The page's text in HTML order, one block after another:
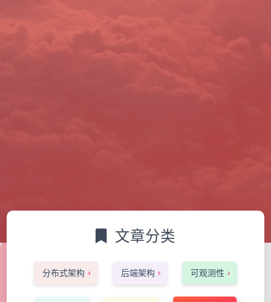
文章分类
分布式架构 3 后端架构 5 可观测性 2